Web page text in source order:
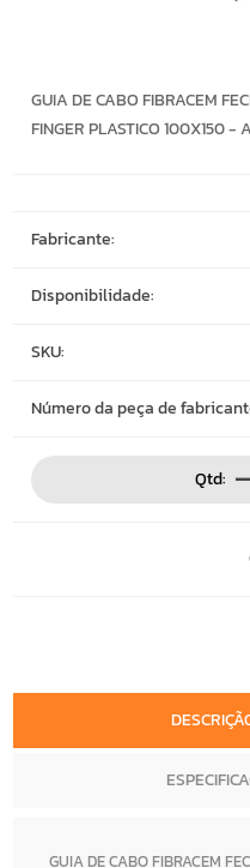
GUIA DE CABO FIBRACEM
FINGER PLASTICO
Fabricante:
Disponibilidade:
SKU:
Número da peça de
Qtd:
GUIA DE CABO FIBRACEM